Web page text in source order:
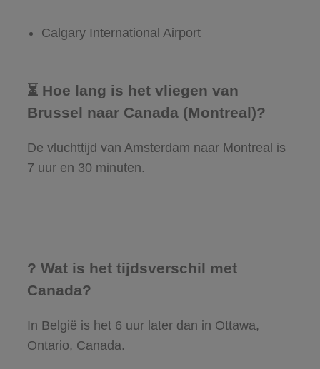
Calgary International Airport
⏳ Hoe lang is het vliegen van
Brussel naar Canada (Montreal)?
De vluchttijd van Amsterdam naar Montreal is
7 uur en 30 minuten.
? Wat is het tijdsverschil met
Canada?
In België is het 6 uur later dan in Ottawa,
Ontario, Canada.